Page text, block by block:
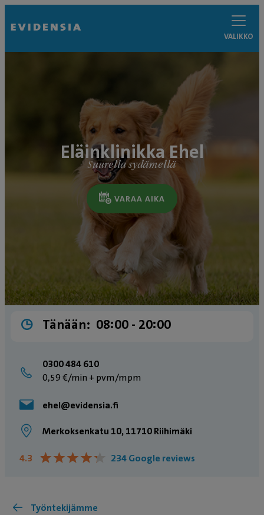
VALIKKO
Eläinklinikka Ehel
Suurella sydämellä
VARAA AIKA
Tänään: 08:00 ­- 20:00
0300 484 610
0,59 €/min + pvm/mpm
ehel@evidensia.fi
Merkoksenkatu 10, 11710 Riihimäki
4.3 ★★★★★
★★★★★ 234 Google reviews
Työntekijämme